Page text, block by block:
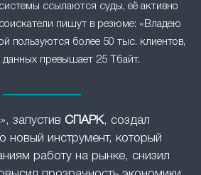
ссылаются суды, её активно
пишут в резюме: «Владею
пользуются более 50 тыс. клиентов,
превышает 25 Тбайт.
запустив СПАРК, создал
новый инструмент, который
работу на рынке, снизил